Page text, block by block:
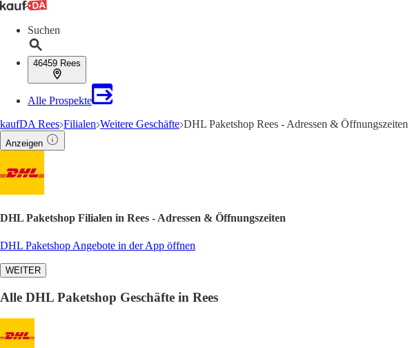
Suchen
46459 Rees
Alle Prospekte
kaufDA Rees Filialen Weitere Geschäfte DHL Paketshop Rees - Adressen & Öffnungszeiten
Anzeigen
DHL Paketshop Filialen in Rees - Adressen & Öffnungszeiten
DHL Paketshop Angebote in der App öffnen
WEITER
Alle DHL Paketshop Geschäfte in Rees